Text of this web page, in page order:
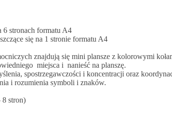
6 stronach formatu A4
się na 1 stronie formatu A4
znajdują się mini plansze z kolorowymi
miejsca i nanieść na planszę.
spostrzegawczości i koncentracji oraz
i rozumienia symboli i znaków.
8 stron)